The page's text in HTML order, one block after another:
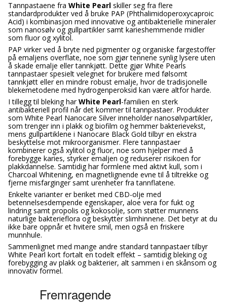
Tannpastaene fra White Pearl skiller seg fra flere
standardprodukter ved å bruke PAP (Phthalimidoperoxycaproic
Acid) i kombinasjon med innovative og antibakterielle mineraler
som nanosølv og gullpartikler samt karieshemmende midler
som fluor og xylitol.
PAP virker ved å bryte ned pigmenter og organiske fargestoffer
på emaljens overflate, noe som gjør tennene synlig lysere uten
å skade emalje eller tannkjøtt. Dette gjør White Pearls
tannpastaer spesielt velegnet for brukere med følsomt
tannkjøtt eller en mindre robust emalje, hvor de tradisjonelle
blekemetodene med hydrogenperoksid kan være altfor harde.
I tillegg til bleking harWhite Pearl-familien en sterk
antibakteriell profil når det kommer til tannpastaer. Produkter
som White Pearl Nanocare Silver inneholder nanosølvpartikler,
som trenger inn i plakk og biofilm og hemmer bakterievekst,
mens gullpartiklene i Nanocare Black Gold tilbyr en ekstra
beskyttelse mot mikroorganismer. Flere tannpastaer
kombinerer også xylitol og fluor, noe som hjelper med å
forebygge karies, styrker emaljen og reduserer risikoen for
plakkdannelse. Samtidig har formlene med aktivt kull, som i
Charcoal Whitening, en magnetlignende evne til å tiltrekke og
fjerne misfarginger samt urenheter fra tannflatene.
Enkelte varianter er beriket med CBD-olje med
betennelsesdempende egenskaper, aloe vera for fukt og
lindring samt propolis og kokosolje, som støtter munnens
naturlige bakterieflora og beskytter slimhinnene. Det betyr at du
ikke bare oppnår et hvitere smil, men også en friskere
munnhule.
Sammenlignet med mange andre standard tannpastaer tilbyr
White Pearl kort fortalt en todelt effekt – samtidig bleking og
forebygging av plakk og bakterier, alt sammen i en skånsom og
innovativ formel.